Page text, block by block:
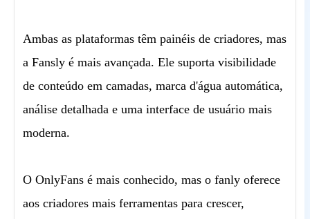
Ambas as plataformas têm painéis de criadores, mas
a Fansly é mais avançada. Ele suporta visibilidade
de conteúdo em camadas, marca d'água automática,
análise detalhada e uma interface de usuário mais
moderna.
O OnlyFans é mais conhecido, mas o fanly oferece
aos criadores mais ferramentas para crescer,